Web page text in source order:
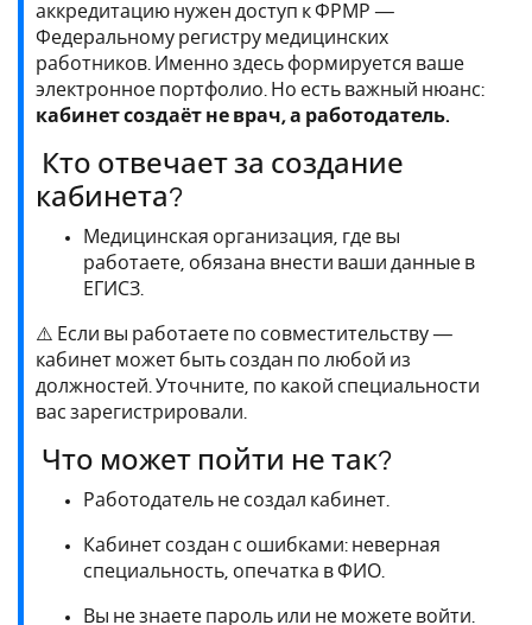
аккредитацию нужен доступ к ФРМР —
Федеральному регистру медицинских
работников. Именно здесь формируется ваше
электронное портфолио. Но есть важный нюанс:
кабинет создаёт не врач, а работодатель.
Кто отвечает за создание
кабинета?
Медицинская организация, где вы
работаете, обязана внести ваши данные в
ЕГИСЗ.
⚠️ Если вы работаете по совместительству —
кабинет может быть создан по любой из
должностей. Уточните, по какой специальности
вас зарегистрировали.
Что может пойти не так?
Работодатель не создал кабинет.
Кабинет создан с ошибками: неверная
специальность, опечатка в ФИО.
Вы не знаете пароль или не можете войти.